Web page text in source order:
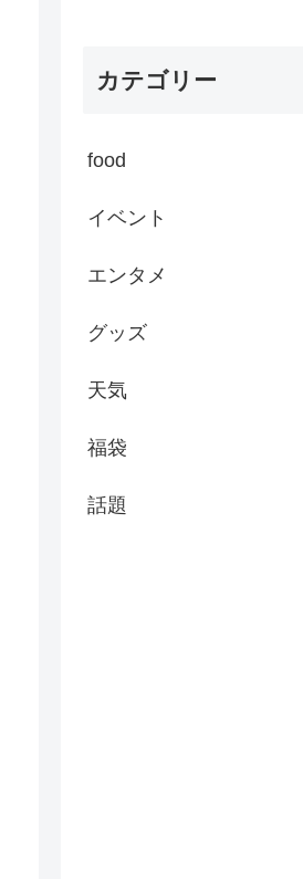
カテゴリー
food
イベント
エンタメ
グッズ
天気
福袋
話題